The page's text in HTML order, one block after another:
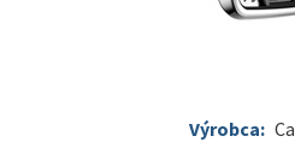
Výrobca: